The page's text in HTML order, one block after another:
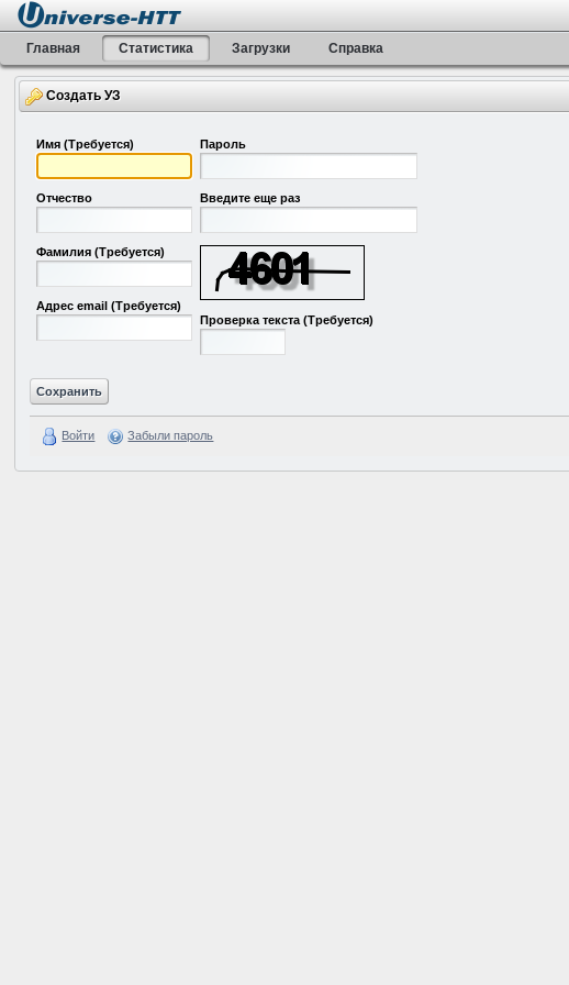
Главная Статистика Загрузки Справка
Создать УЗ
Имя (Требуется)
Отчество
Фамилия (Требуется)
Адрес email (Требуется)
Пароль
Введите еще раз
Проверка текста (Требуется)
Войти Забыли пароль